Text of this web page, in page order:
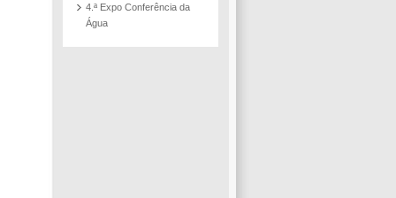
4.ª Expo Conferência da
Água